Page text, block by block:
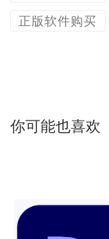
正版软件购买
你可能也喜欢